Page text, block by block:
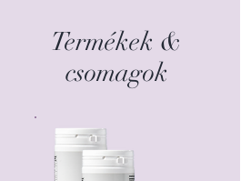
Termékek &
csomagok